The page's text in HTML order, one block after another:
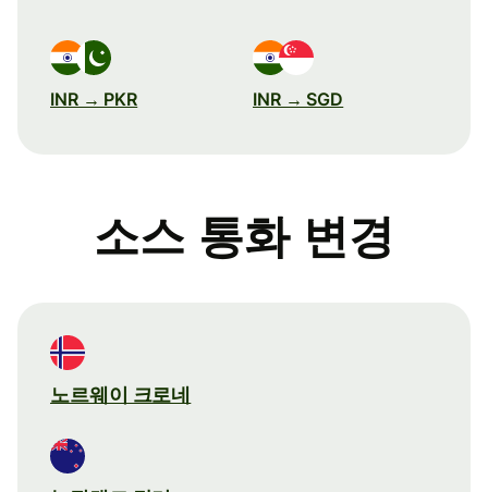
INR → PKR INR → SGD
소스 통화 변경
노르웨이 크로네